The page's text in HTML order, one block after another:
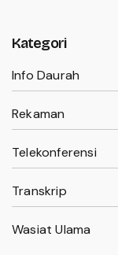
Kategori
Info Daurah
Rekaman
Telekonferensi
Transkrip
Wasiat Ulama